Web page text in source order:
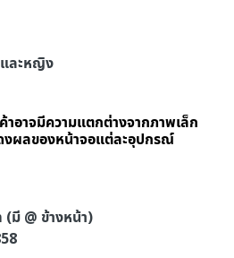
ละหญิง
าอาจมีความแตกต่างจากภาพเล็ก
งผลของหน้าจอแต่ละอุปกรณ์
@ ข้างหน้า)